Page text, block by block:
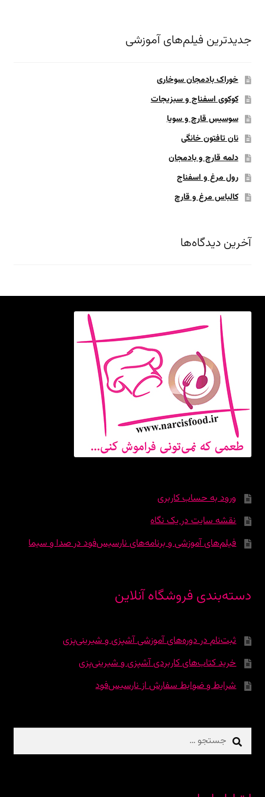
جدیدترین فیلم‌های آموزشی
خوراک بادمجان سوخاری
کوکوی اسفناج و سبزیجات
سوسیس قارچ و سویا
نان تافتون خانگی
دلمه قارچ و بادمجان
رول مرغ و اسفناج
کالباس مرغ و قارچ
آخرین دیدگاه‌ها
ورود به حساب کاربری
نقشه سایت در یک نگاه
فیلم‌های آموزشی و برنامه‌های نارسیس‌فود در صدا و سیما
دسته‌بندی فروشگاه آنلاین
ثبت‌نام در دوره‌‌های آموزشی آشپزی و شیرینی‌پزی
خرید کتاب‌های کاربردی آشپزی و شیرینی‌پزی
شرایط و ضوابط سفارش از نارسیس‌فود
جستجو
برای: